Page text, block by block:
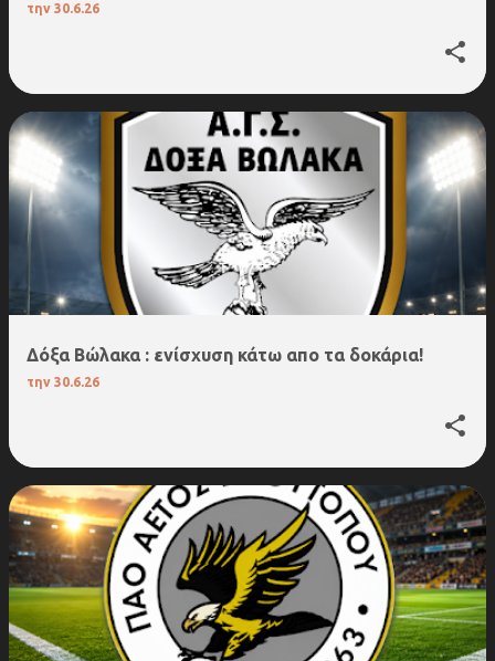
την 30.6.26
Δόξα Βώλακα : ενίσχυση κάτω απο τα δοκάρια!
την 30.6.26